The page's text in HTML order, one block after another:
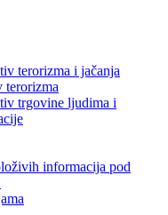
terorizma i jačanja
terorizma
trgovine ljudima i
informacija pod